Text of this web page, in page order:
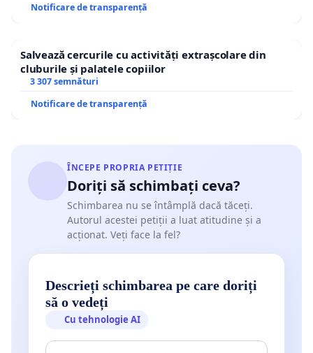
Notificare de transparență
Salvează cercurile cu activități extrașcolare din
cluburile și palatele copiilor
3 307 semnături
Notificare de transparență
ÎNCEPE PROPRIA PETIȚIE
Doriți să schimbați ceva?
Schimbarea nu se întâmplă dacă tăceți.
Autorul acestei petiții a luat atitudine și a
acționat. Veți face la fel?
Descrieți schimbarea pe care doriți
să o vedeți
Cu tehnologie AI